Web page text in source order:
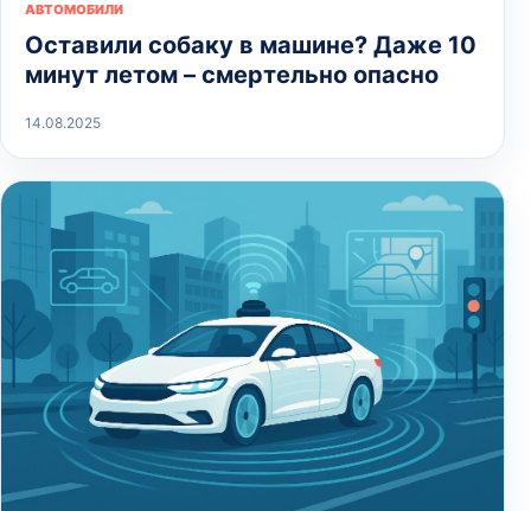
АВТОМОБИЛИ
Оставили собаку в машине? Даже 10
минут летом – смертельно опасно
14.08.2025